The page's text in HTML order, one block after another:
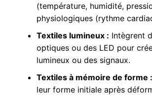
(température, humidité,
physiologiques (rythme
Textiles lumineux : Intègrent
optiques ou des LED pour
lumineux ou des signaux.
Textiles à mémoire de forme :
leur forme initiale après